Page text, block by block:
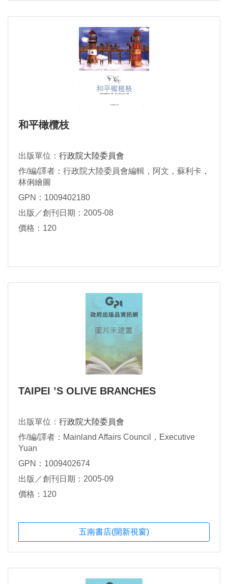
和平橄欖枝
出版單位： 行政院大陸委員會
作/編/譯者：行政院大陸委員會編輯，阿文，蘇利卡，
林俐繪圖
GPN：1009402180
出版／創刊日期：2005-08
價格：120
TAIPEI ’S OLIVE BRANCHES
出版單位： 行政院大陸委員會
作/編/譯者：Mainland Affairs Council，Executive
Yuan
GPN：1009402674
出版／創刊日期：2005-09
價格：120
五南書店(開新視窗)